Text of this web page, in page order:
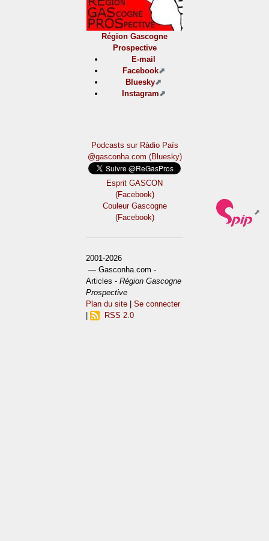
Région Gascogne
Prospective
E-mail
Facebook
Bluesky
Instagram
Podcasts sur Ràdio País
@gasconha.com (Bluesky)
Esprit GASCON
(Facebook)
Couleur Gascogne
(Facebook)
2001-2026
— Gasconha.com -
Articles -Région Gascogne
Prospective
Plan du site |Se connecter
RSS 2.0